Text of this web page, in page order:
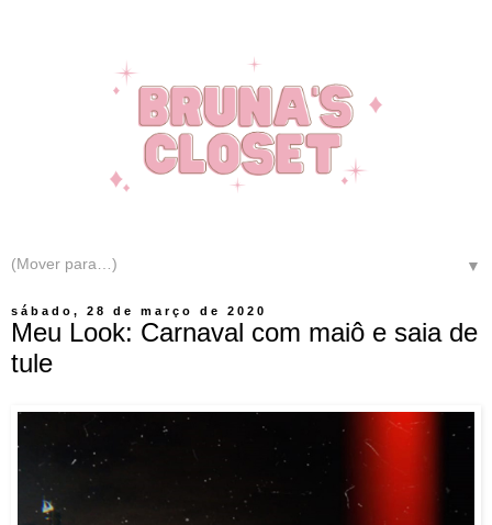
▼
sábado, 28 de março de 2020
Meu Look: Carnaval com maiô e saia de
tule